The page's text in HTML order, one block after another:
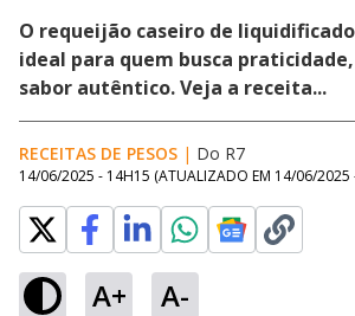
O requeijão caseiro de
ideal para quem busca
sabor autêntico. Veja a receita...
RECEITAS DE PESOS | Do R7
14/06/2025 - 14H15 (ATUALIZADO EM 14/06/2025
A+ A-